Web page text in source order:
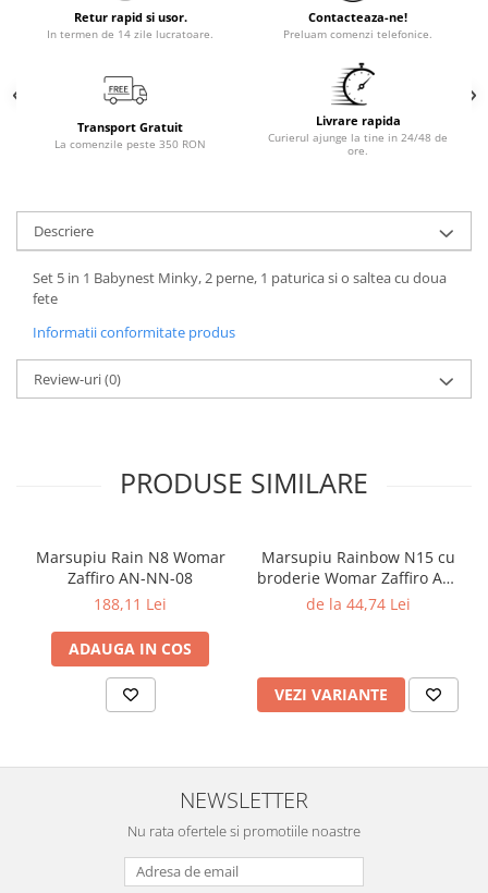
Retur rapid si usor.
In termen de 14 zile lucratoare.
Contacteaza-ne!
Preluam comenzi telefonice.
Transport Gratuit
La comenzile peste 350 RON
Livrare rapida
Curierul ajunge la tine in 24/48 de
ore.
Descriere
Set 5 in 1 Babynest Minky, 2 perne, 1 paturica si o saltea cu doua
fete
Informatii conformitate produs
Review-uri(0)
PRODUSE SIMILARE
Marsupiu Rain N8 Womar
Zaffiro AN-NN-08
188,11 Lei
ADAUGA IN COS
Marsupiu Rainbow N15 cu
broderie Womar Zaffiro AN-
NZ-15E
de la 44,74 Lei
VEZI VARIANTE
NEWSLETTER
Nu rata ofertele si promotiile noastre